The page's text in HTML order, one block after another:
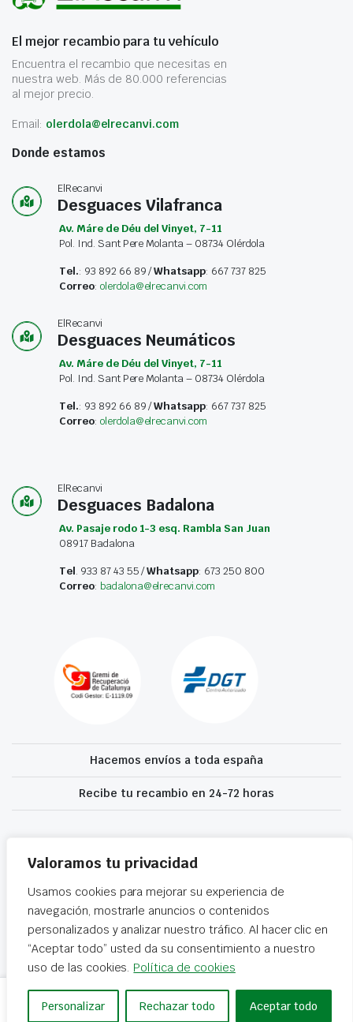
Valoramos tu privacidad
Usamos cookies para mejorar su experiencia de
navegación, mostrarle anuncios o contenidos
personalizados y analizar nuestro tráfico. Al hacer clic en
“Aceptar todo” usted da su consentimiento a nuestro
uso de las cookies. Política de cookies
Personalizar Rechazar todo Aceptar todo
LUCES
Añadir al carrito
El mejor recambio para tu vehículo
Encuentra el recambio que necesitas en
nuestra web. Más de 80.000 referencias
al mejor precio.
Email: olerdola@elrecanvi.com
Donde estamos
ElRecanvi
Desguaces Vilafranca
Av. Máre de Déu del Vinyet, 7-11
Pol. Ind. Sant Pere Molanta – 08734 Olérdola
Tel.: 93 892 66 89 /Whatsapp: 667 737 825
Correo: olerdola@elrecanvi.com
ElRecanvi
Desguaces Neumáticos
Av. Máre de Déu del Vinyet, 7-11
Pol. Ind. Sant Pere Molanta – 08734 Olérdola
Tel.: 93 892 66 89 /Whatsapp: 667 737 825
Correo: olerdola@elrecanvi.com
ElRecanvi
Desguaces Badalona
Av. Pasaje rodo 1-3 esq. Rambla San Juan
08917 Badalona
Tel. 933 87 43 55 /Whatsapp: 673 250 800
Correo: badalona@elrecanvi.com
Hacemos envíos a toda españa
Recibe tu recambio en 24-72 horas
accesibilidad